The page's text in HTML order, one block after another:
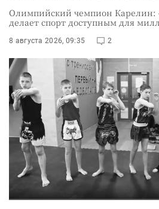
Олимпийский чемпион Карелин:
делает спорт доступным для
8 августа 2026, 09:35 2